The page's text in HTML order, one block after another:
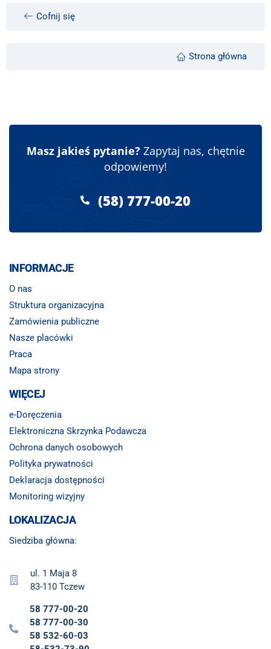
Cofnij się
Strona główna
Masz jakieś pytanie?Zapytaj nas, chętnie
odpowiemy!
(58) 777-00-20
INFORMACJE
O nas
Struktura organizacyjna
Zamówienia publiczne
Nasze placówki
Praca
Mapa strony
WIĘCEJ
e-Doręczenia
Elektroniczna Skrzynka Podawcza
Ochrona danych osobowych
Polityka prywatności
Deklaracja dostępności
Monitoring wizyjny
LOKALIZACJA
Siedziba główna:
ul. 1 Maja 8
83-110 Tczew
58 777-00-20
58 777-00-30
58 532-60-03